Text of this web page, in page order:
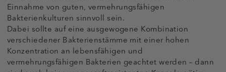
Einnahme von guten, vermehrungsfähigen
Bakterienkulturen sinnvoll sein.
Dabei sollte auf eine ausgewogene Kombination
verschiedener Bakterienstämme mit einer hohen
Konzentration an lebensfähigen und
vermehrungsfähigen Bakterien geachtet werden – dann